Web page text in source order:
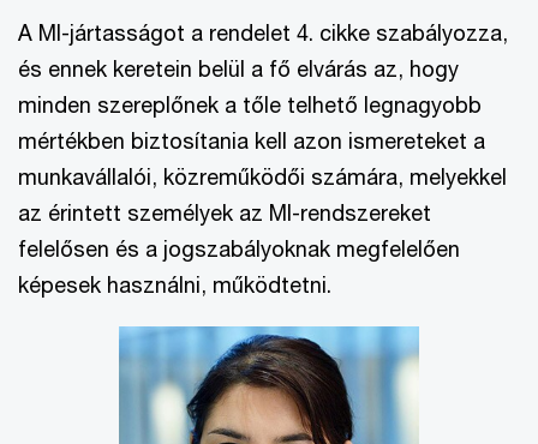
A MI-jártasságot a rendelet 4. cikke szabályozza,
és ennek keretein belül a fő elvárás az, hogy
minden szereplőnek a tőle telhető legnagyobb
mértékben biztosítania kell azon ismereteket a
munkavállalói, közreműködői számára, melyekkel
az érintett személyek az MI-rendszereket
felelősen és a jogszabályoknak megfelelően
képesek használni, működtetni.